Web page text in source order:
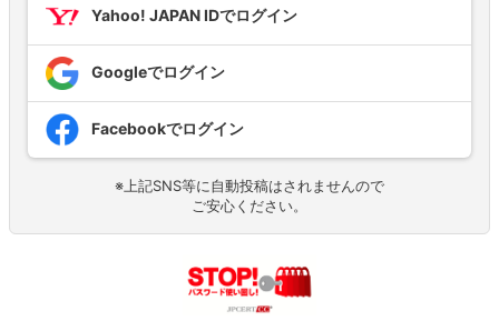
Yahoo! JAPAN IDでログイン
Googleでログイン
Facebookでログイン
※上記SNS等に自動投稿はされませんので
ご安心ください。